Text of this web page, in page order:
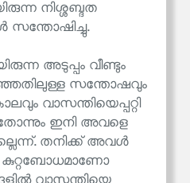
നിശ്ശബ്ദത
അടുപ്പം വീണ്ടും
സന്തോഷവും
വാസന്തിയെപ്പറ്റി
തോന്നും ഇനി അവളെ
തനിക്ക് അവൾ
കുറ്റബോധമാണോ